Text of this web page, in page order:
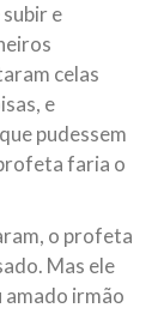
e
celas
e
pudessem
faria o
o profeta
Mas ele
amado irmão